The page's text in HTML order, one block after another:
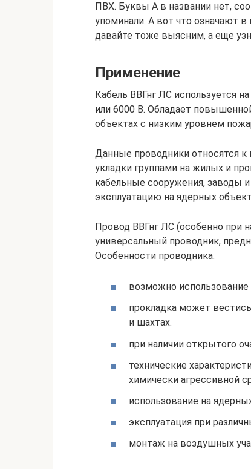
ПВХ. Буквы А в названии нет,
упоминали. А вот что означают
давайте тоже выясним, а еще
Применение
Кабель ВВГнг ЛС используется
или 6000 В. Обладает
объектах с низким уровнем
Данные проводники относятся к
укладки группами на жилых и
кабельные сооружения, заводы
эксплуатацию на ядерных
Провод ВВГнг ЛС (особенно при
универсальный проводник,
Особенности проводника:
возможно
прокладка может
и шахтах.
при наличии открытого
технические
химически агрессивной
использование на
эксплуатация при
монтаж на воздушных